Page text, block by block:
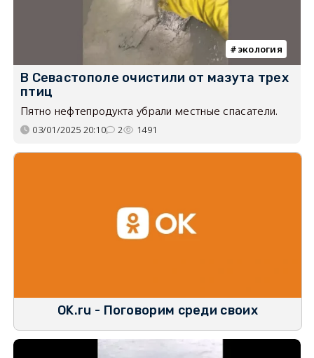
экология
В Севастополе очистили от мазута трех
птиц
Пятно нефтепродукта убрали местные спасатели.
03/01/2025 20:10 2 1491
OK.ru - Поговорим среди своих